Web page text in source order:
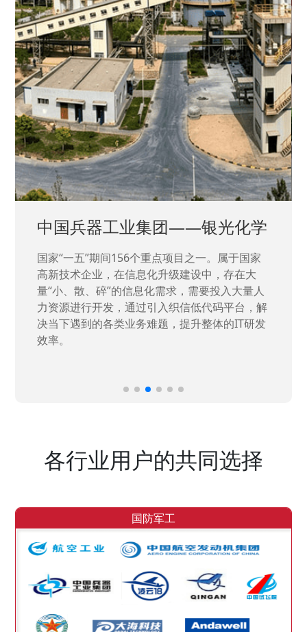
中国兵器工业集团——银光化学
国家“一五”期间156个重点项目之一。属于国家
高新技术企业，在信息化升级建设中，存在大
量“小、散、碎”的信息化需求，需要投入大量人
力资源进行开发，通过引入织信低代码平台，解
决当下遇到的各类业务难题，提升整体的IT研发
效率。
各行业用户的共同选择
国防军工